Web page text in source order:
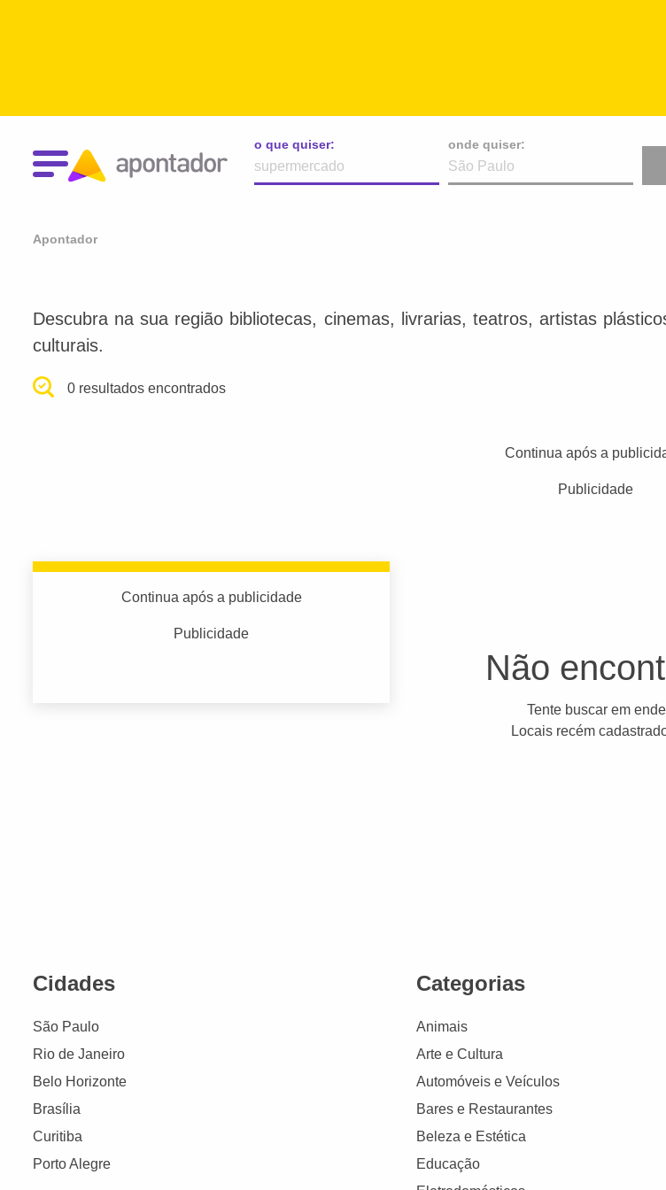
o que quiser:
onde quiser:
Apontador
Descubra na sua região bibliotecas, cinemas, livrarias, teatros, artistas
culturais.
0 resultados encontrados
Continua após a
Publicidade
Continua após a publicidade
Publicidade
Não
Tente buscar em
Locais recém
Cidades
São Paulo
Rio de Janeiro
Belo Horizonte
Brasília
Curitiba
Porto Alegre
Categorias
Animais
Arte e Cultura
Automóveis e Veículos
Bares e Restaurantes
Beleza e Estética
Educação